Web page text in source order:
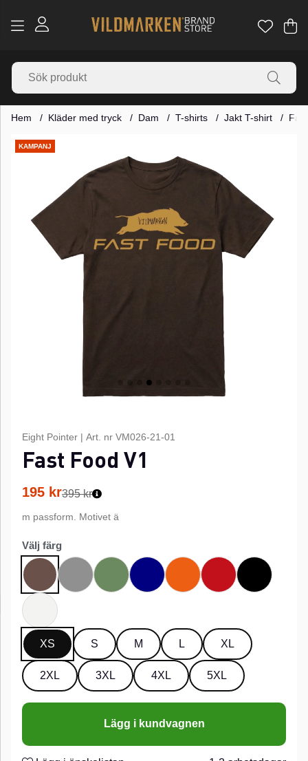
.
Hem Kläder med tryck Dam T-shirts Jakt T-shirt
KAMPANJ
Produktbilder
Eight Pointer | Art. nr VM026-21-01
Fast Food V1
195 kr395 kr
m passform. Motivet ä
Välj färg
Brun
Grå Grön MarinblåOrangeRöd Svart
Vit
XS S M L XL
2XL 3XL 4XL 5XL
Lägg i kundvagnen